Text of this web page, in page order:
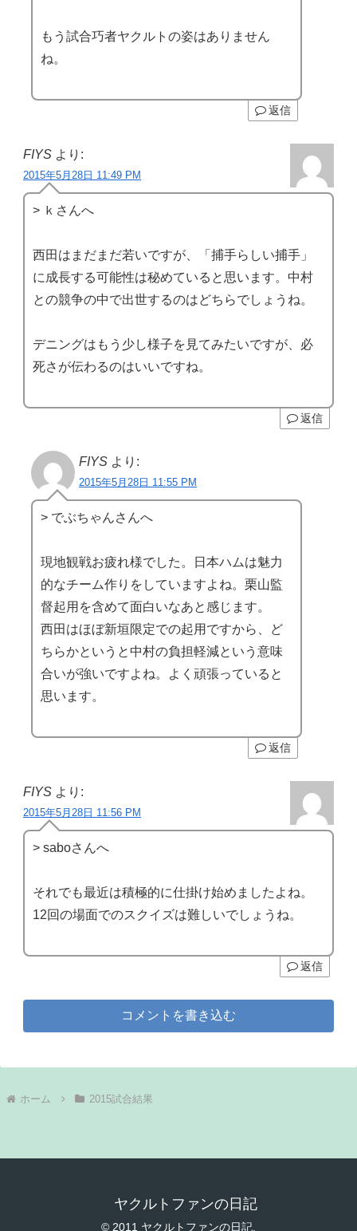
もう試合巧者ヤクルトの姿はありません
ね。
返信
FIYS より:
2015年5月28日 11:49 PM
> ｋさんへ
西田はまだまだ若いですが、「捕手らしい捕手」
に成長する可能性は秘めていると思います。中村
との競争の中で出世するのはどちらでしょうね。
デニングはもう少し様子を見てみたいですが、必
死さが伝わるのはいいですね。
返信
FIYS より:
2015年5月28日 11:55 PM
> でぶちゃんさんへ
現地観戦お疲れ様でした。日本ハムは魅力
的なチーム作りをしていますよね。栗山監
督起用を含めて面白いなあと感じます。
西田はほぼ新垣限定での起用ですから、ど
ちらかというと中村の負担軽減という意味
合いが強いですよね。よく頑張っていると
思います。
返信
FIYS より:
2015年5月28日 11:56 PM
> saboさんへ
それでも最近は積極的に仕掛け始めましたよね。
12回の場面でのスクイズは難しいでしょうね。
返信
コメントを書き込む
ホーム 2015試合結果
ヤクルトファンの日記
© 2011 ヤクルトファンの日記.